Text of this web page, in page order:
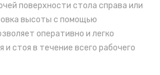
поверхности стола справа или
высоты с помощью
оперативно и легко
и стоя в течение всего рабочего